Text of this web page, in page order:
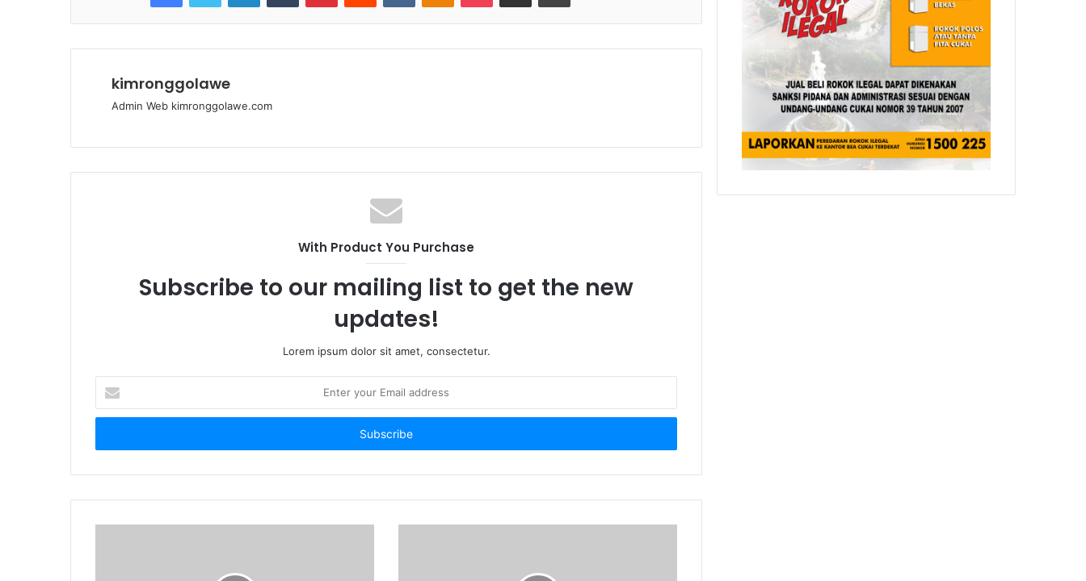
kimronggolawe
Admin Web kimronggolawe.com
With Product You Purchase
Subscribe to our mailing list to get the new
updates!
Lorem ipsum dolor sit amet, consectetur.
t
r
u